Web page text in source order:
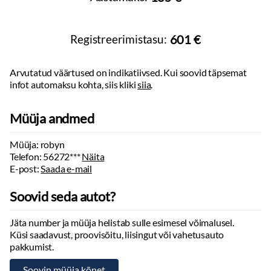
2300
Haagis piduriteta:
750kg
Registreerimistasu: 601 €
Arvutatud väärtused on indikatiivsed. Kui soovid täpsemat
infot automaksu kohta, siis klikisiia.
Müüja andmed
Müüja: robyn
Telefon: 56272***Näita
E-post:Saada e-mail
Soovid seda autot?
Jäta number ja müüja helistab sulle esimesel võimalusel.
Küsi saadavust, proovisõitu, liisingut või vahetusauto
pakkumist.